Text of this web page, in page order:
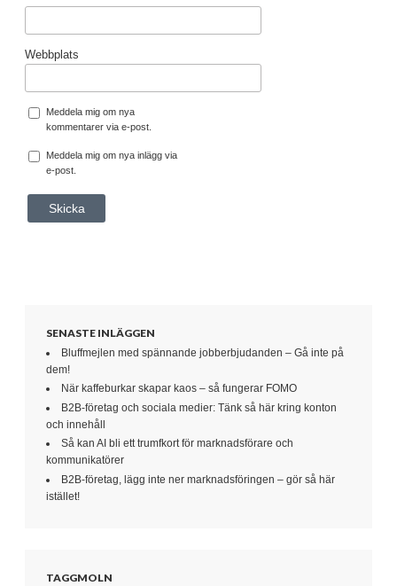
Webbplats
Meddela mig om nya
kommentarer via e-post.
Meddela mig om nya inlägg via
e-post.
SENASTE INLÄGGEN
Bluffmejlen med spännande jobberbjudanden – Gå inte på
dem!
När kaffeburkar skapar kaos – så fungerar FOMO
B2B-företag och sociala medier: Tänk så här kring konton
och innehåll
Så kan AI bli ett trumfkort för marknadsförare och
kommunikatörer
B2B-företag, lägg inte ner marknadsföringen – gör så här
istället!
TAGGMOLN